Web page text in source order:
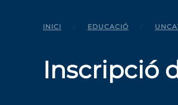
INICI EDUCACIÓ
Inscripció